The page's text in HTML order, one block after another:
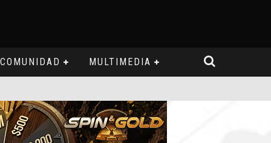
COMUNIDAD MULTIMEDIA